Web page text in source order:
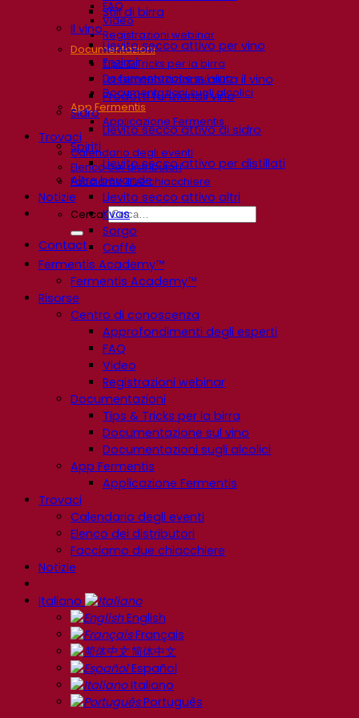
FAQ
Video
Registrazioni webinar
Documentazioni
Tips & Tricks per la birra
Documentazione sul vino
Documentazioni sugli alcolici
App Fermentis
Applicazione Fermentis
Trovaci
Calendario degli eventi
Elenco dei distributori
Facciamo due chiacchiere
Notizie
Cerca:
Contact
Stili di birra
Il vino
Lievito secco attivo per vino
Enzimi
La fermentazione aiuta il vino
Prodotti funzionali vino
Sidro
Lievito secco attivo di sidro
Spiriti
Lievito secco attivo per distillati
Altre bevande
Lievito secco attivo altri
Kvas
Sorgo
Caffè
Fermentis Academy™
Fermentis Academy™
Risorse
Centro di conoscenza
Approfondimenti degli esperti
FAQ
Video
Registrazioni webinar
Documentazioni
Tips & Tricks per la birra
Documentazione sul vino
Documentazioni sugli alcolici
App Fermentis
Applicazione Fermentis
Trovaci
Calendario degli eventi
Elenco dei distributori
Facciamo due chiacchiere
Notizie
Italiano
English
Français
简体中文
Español
Italiano
Português